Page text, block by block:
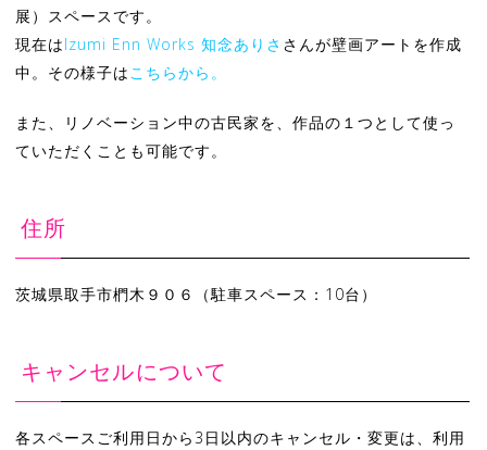
展）スペースです。
現在はIzumi Enn Works 知念ありさ さんが壁画アートを作成
中。その様子はこちらから。
また、リノベーション中の古民家を、作品の１つとして使っ
ていただくことも可能です。
住所
茨城県取手市椚木９０６（駐車スペース：10台）
キャンセルについて
各スペースご利用日から3日以内のキャンセル・変更は、利用